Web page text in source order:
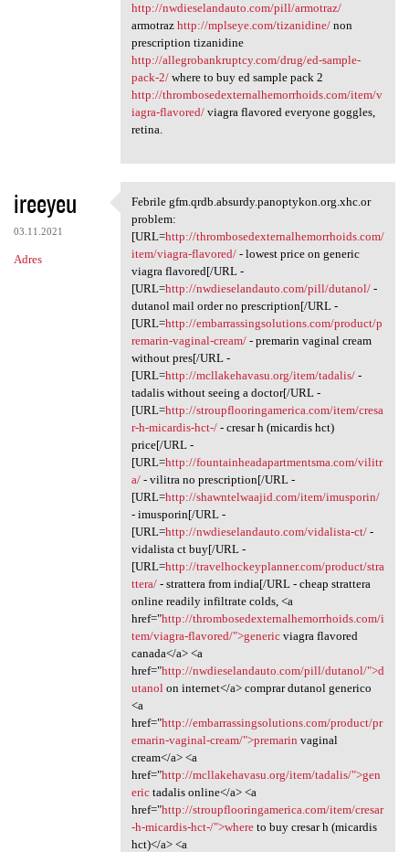
http://nwdieselandauto.com/pill/armotraz/
armotraz http://mplseye.com/tizanidine/non
prescription tizanidine
http://allegrobankruptcy.com/drug/ed-sample-
pack-2/where to buy ed sample pack 2
http://thrombosedexternalhemorrhoids.com/item/v
iagra-flavored/viagra flavored everyone goggles,
retina.
ireeyeu
03.11.2021
Adres
Febrile gfm.qrdb.absurdy
Febrile gfm.qrdb.absurdy.panoptykon.org.xhc.or
problem:
[URL=http://thrombosedexternalhemorrhoids.com/
item/viagra-flavored/- lowest price on generic
viagra flavored[/URL -
[URL=http://nwdieselandauto.com/pill/dutanol/-
dutanol mail order no prescription[/URL -
[URL=http://embarrassingsolutions.com/product/p
remarin-vaginal-cream/- premarin vaginal cream
without pres[/URL -
[URL=http://mcllakehavasu.org/item/tadalis/-
tadalis without seeing a doctor[/URL -
[URL=http://stroupflooringamerica.com/item/cresa
r-h-micardis-hct-/- cresar h (micardis hct)
price[/URL -
[URL=http://fountainheadapartmentsma.com/vilitr
a/- vilitra no prescription[/URL -
[URL=http://shawntelwaajid.com/item/imusporin/
- imusporin[/URL -
[URL=http://nwdieselandauto.com/vidalista-ct/-
vidalista ct buy[/URL -
[URL=http://travelhockeyplanner.com/product/stra
ttera/- strattera from india[/URL - cheap strattera
online readily infiltrate colds, <a
href="http://thrombosedexternalhemorrhoids.com/i
tem/viagra-flavored/">genericviagra flavored
canada</a> <a
href="http://nwdieselandauto.com/pill/dutanol/">d
utanol on internet</a> comprar dutanol generico
<a
href="http://embarrassingsolutions.com/product/pr
emarin-vaginal-cream/">premarin vaginal
cream</a> <a
href="http://mcllakehavasu.org/item/tadalis/">gen
erictadalis online</a> <a
href="http://stroupflooringamerica.com/item/cresar
-h-micardis-hct-/">whereto buy cresar h (micardis
hct)</a> <a